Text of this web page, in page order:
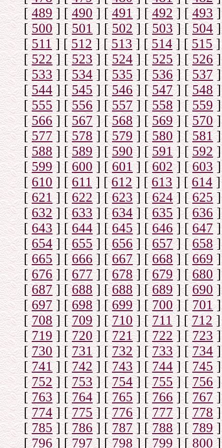
[489] [490] [491] [492] [493]
[500] [501] [502] [503] [504]
[511] [512] [513] [514] [515]
[522] [523] [524] [525] [526]
[533] [534] [535] [536] [ 537]
[544] [545] [546] [547] [548]
[555] [556] [557] [558] [559]
[566] [567] [568] [569] [570]
[577] [578] [579] [580] [581]
[588] [589] [590] [591] [592]
[599] [600] [ 601] [602] [603]
[610] [611] [612] [613] [614]
[621] [622] [623] [624] [625]
[632] [633] [634] [635] [636]
[643] [644] [645] [646] [647]
[654] [655] [656] [657] [658]
[665] [666] [667] [668] [669]
[676] [677] [678] [679] [680]
[687] [688] [688] [689] [690]
[697] [698] [699] [700] [701]
[708] [709] [710] [711] [712]
[719] [720] [721] [722] [723]
[730] [731] [732] [733] [734]
[741] [742] [743] [744] [745]
[752] [753] [754] [755] [756]
[763] [764] [765] [766] [767]
[ 774] [775] [776] [777] [778]
[785] [786] [787] [788] [789]
[796] [797] [798] [799] [ 800]